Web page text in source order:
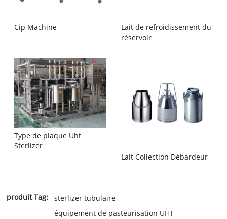
Cip Machine
Lait de refroidissement du
réservoir
Type de plaque Uht
Sterlizer
Lait Collection Débardeur
produit Tag:
sterlizer tubulaire
équipement de pasteurisation UHT